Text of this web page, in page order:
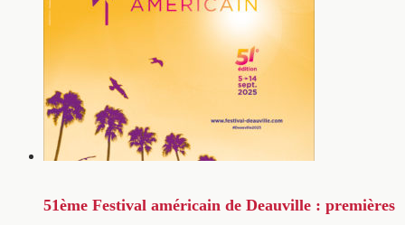
51ème Festival américain de Deauville : premières